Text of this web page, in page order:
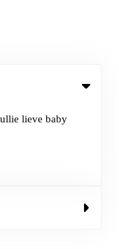
lieve baby